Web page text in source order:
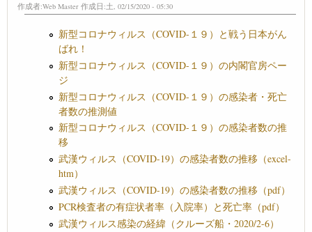
作成者:Web Master 作成日:土, 02/15/2020 - 05:30
新型コロナウィルス（COVID-１９）と戦う日本がん
ばれ！
新型コロナウィルス（COVID-１９）の内閣官房ペー
ジ
新型コロナウィルス（COVID-１９）の感染者・死亡
者数の推測値
新型コロナウィルス（COVID-１９）の感染者数の推
移
武漢ウィルス（COVID-19）の感染者数の推移（excel-
htm）
武漢ウィルス（COVID-19）の感染者数の推移（pdf）
PCR検査者の有症状者率（入院率）と死亡率（pdf）
武漢ウィルス感染の経緯（クルーズ船・2020/2-6）